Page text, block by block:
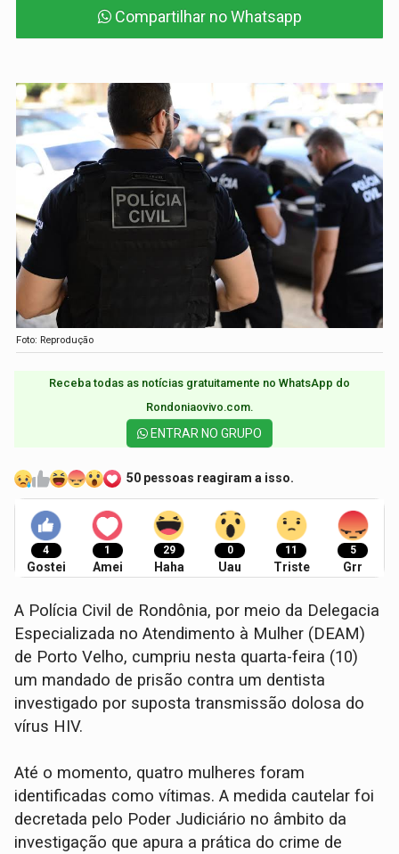
Compartilhar no Whatsapp
Foto: Reprodução
Receba todas as notícias gratuitamente no WhatsApp do
Rondoniaovivo.com.​
ENTRAR NO GRUPO
50 pessoas reagiram a isso.
4
Gostei
1
Amei
29
Haha
0
Uau
11
Triste
5
Grr
​A Polícia Civil de Rondônia, por meio da Delegacia
Especializada no Atendimento à Mulher (DEAM)
de Porto Velho, cumpriu nesta quarta-feira (10)
um mandado de prisão contra um dentista
investigado por suposta transmissão dolosa do
vírus HIV.
​Até o momento, quatro mulheres foram
identificadas como vítimas. A medida cautelar foi
decretada pelo Poder Judiciário no âmbito da
investigação que apura a prática do crime de